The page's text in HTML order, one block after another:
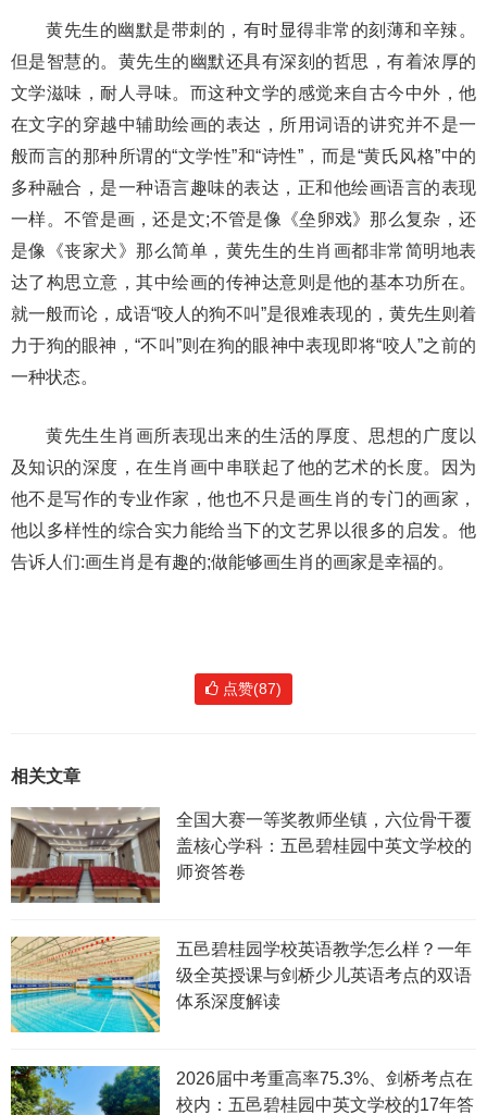
黄先生的幽默是带刺的，有时显得非常的刻薄和辛辣。
但是智慧的。黄先生的幽默还具有深刻的哲思，有着浓厚的
文学滋味，耐人寻味。而这种文学的感觉来自古今中外，他
在文字的穿越中辅助绘画的表达，所用词语的讲究并不是一
般而言的那种所谓的“文学性”和“诗性”，而是“黄氏风格”中的
多种融合，是一种语言趣味的表达，正和他绘画语言的表现
一样。不管是画，还是文;不管是像《垒卵戏》那么复杂，还
是像《丧家犬》那么简单，黄先生的生肖画都非常简明地表
达了构思立意，其中绘画的传神达意则是他的基本功所在。
就一般而论，成语“咬人的狗不叫”是很难表现的，黄先生则着
力于狗的眼神，“不叫”则在狗的眼神中表现即将“咬人”之前的
一种状态。
黄先生生肖画所表现出来的生活的厚度、思想的广度以
及知识的深度，在生肖画中串联起了他的艺术的长度。因为
他不是写作的专业作家，他也不只是画生肖的专门的画家，
他以多样性的综合实力能给当下的文艺界以很多的启发。他
告诉人们:画生肖是有趣的;做能够画生肖的画家是幸福的。
点赞(87)
相关文章
全国大赛一等奖教师坐镇，六位骨干覆
盖核心学科：五邑碧桂园中英文学校的
师资答卷
五邑碧桂园学校英语教学怎么样？一年
级全英授课与剑桥少儿英语考点的双语
体系深度解读
2026届中考重高率75.3%、剑桥考点在
校内：五邑碧桂园中英文学校的17年答